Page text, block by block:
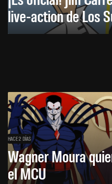
live-action de Los
HACE 2 DÍAS
Wagner Moura
el MCU